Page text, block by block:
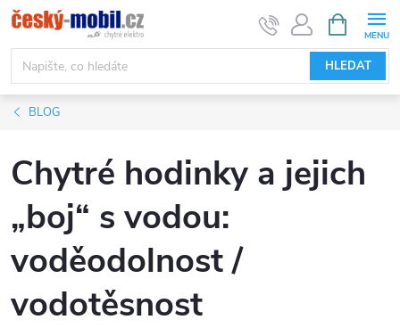
Přejít
na
obsah
HLEDAT
NÁKUPNÍ
KOŠÍK
BLOG
Chytré hodinky a jejich
„boj“ s vodou:
voděodolnost /
vodotěsnost